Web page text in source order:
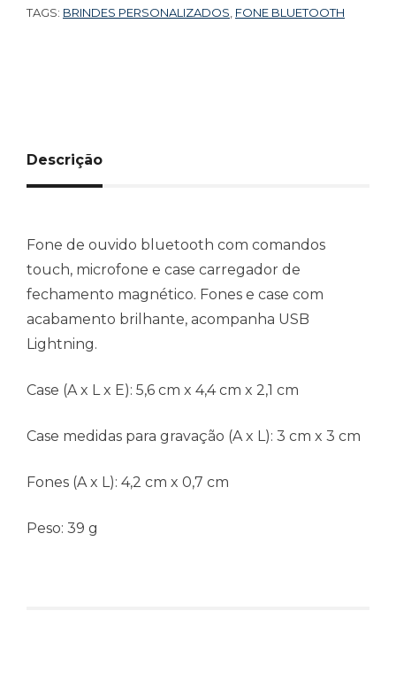
TAGS: BRINDES PERSONALIZADOS FONE BLUETOOTH
Descrição
Fone de ouvido bluetooth com comandos
touch, microfone e case carregador de
fechamento magnético. Fones e case com
acabamento brilhante, acompanha USB
Lightning.
Case (A x L x E): 5,6 cm x 4,4 cm x 2,1 cm
Case medidas para gravação (A x L): 3 cm x 3 cm
Fones (A x L): 4,2 cm x 0,7 cm
Peso: 39 g